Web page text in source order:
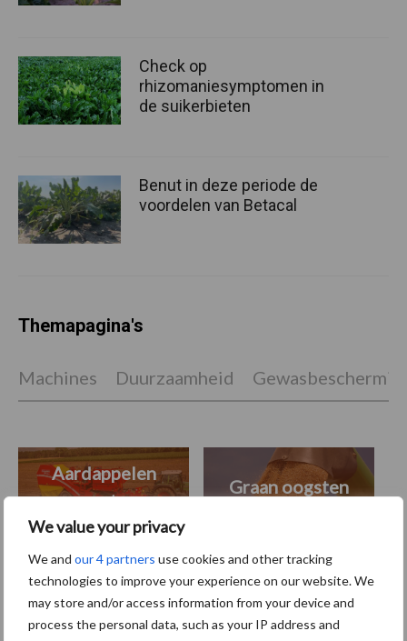
We value your privacy
We and our 4 partners use cookies and other tracking
technologies to improve your experience on our website. We
may store and/or access information from your device and
process the personal data, such as your IP address and
Check op
rhizomaniesymptomen in
de suikerbieten
Benut in deze periode de
voordelen van Betacal
Themapagina's
Machines Duurzaamheid
Aardappelen
oogsten
Graan oogsten
Toon meer